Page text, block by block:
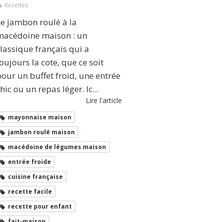
Recettes
jambon roulé à la
maison : un
français qui a
la cote, que ce soit
un buffet froid, une entrée
ou un repas léger. Ic...
Lire l'article
mayonnaise maison
jambon roulé maison
macédoine de légumes maison
entrée froide
cuisine française
recette facile
recette pour enfant